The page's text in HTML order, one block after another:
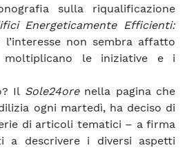
sulla riqualificazione
Energeticamente Efficienti:
l’interesse non sembra affatto
moltiplicano le iniziative e i
Il Sole24orenella pagina che
ogni martedì, ha deciso di
di articoli tematici – a firma
a descrivere i diversi aspetti